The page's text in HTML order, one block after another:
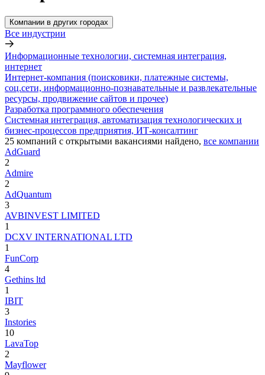
Компании в других городах
Все индустрии
Информационные технологии, системная интеграция,
интернет
Интернет-компания (поисковики, платежные системы,
соц.сети, информационно-познавательные и развлекательные
ресурсы, продвижение сайтов и прочее)
Разработка программного обеспечения
Системная интеграция, автоматизация технологических и
бизнес-процессов предприятия, ИТ-консалтинг
25 компаний с открытыми вакансиями найдено, все компании
AdGuard
2
Admire
2
AdQuantum
3
AVBINVEST LIMITED
1
DCXV INTERNATIONAL LTD
1
FunCorp
4
Gethins ltd
1
IBIT
3
Instories
10
LavaTop
2
Mayflower